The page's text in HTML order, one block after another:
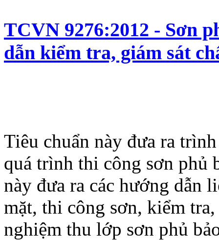
TCVN 9276:2012 - Sơn
dẫn kiểm tra, giám sát
Tiêu chuẩn này đưa ra
quá trình thi công sơn phủ
này đưa ra các hướng dẫn
mặt, thi công sơn, kiểm
nghiệm thu lớp sơn phủ